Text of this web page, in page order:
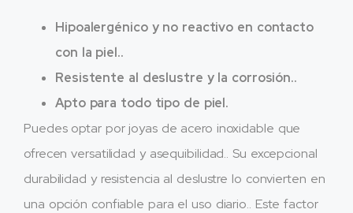
Hipoalergénico y no reactivo en contacto
con la piel..
Resistente al deslustre y la corrosión..
Apto para todo tipo de piel.
Puedes optar por joyas de acero inoxidable que
ofrecen versatilidad y asequibilidad.. Su excepcional
durabilidad y resistencia al deslustre lo convierten en
una opción confiable para el uso diario.. Este factor